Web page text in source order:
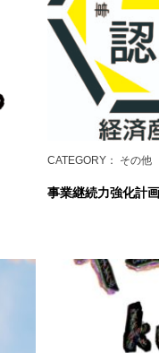
CATEGORY ： その他
事業継続力強化計